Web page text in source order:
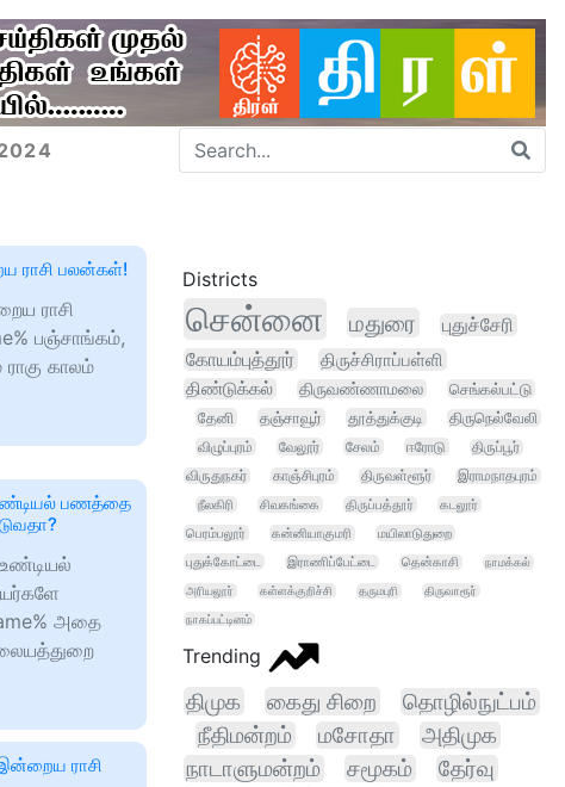
ராசி பலன்கள்!
ராசி
பஞ்சாங்கம்,
ராகு காலம்
பணத்தை
அதை
ராசி
Districts
சென்னை மதுரை
புதுச்சேரி
கோயம்புத்தூர்
திருச்சிராப்பள்ளி
திண்டுக்கல் திருவண்ணாமலை
செங்கல்பட்டு
தேனி
தஞ்சாவூர் தூத்துக்குடி
திருநெல்வேலி
விழுப்புரம்
வேலூர் சேலம் ஈரோடு
திருப்பூர்
விருதுநகர்
காஞ்சிபுரம் திருவள்ளூர்
இராமநாதபுரம்
நீலகிரி
சிவகங்கை திருப்பத்தூர்
கடலூர்
பெரம்பலூர்
கன்னியாகுமரி
மயிலாடுதுறை
புதுக்கோட்டை
இராணிப்பேட்டை தென்காசி
நாமக்கல்
அரியலூர்
கள்ளக்குறிச்சி தருமபுரி
திருவாரூர்
நாகப்பட்டினம்
Trending
திமுக கைது சிறை
தொழில்நுட்பம்
நீதிமன்றம்
மசோதா
அதிமுக
நாடாளுமன்றம்
சமூகம் தேர்வு